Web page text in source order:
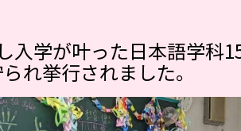
入学が叶った日本語学科
れ挙行されました。